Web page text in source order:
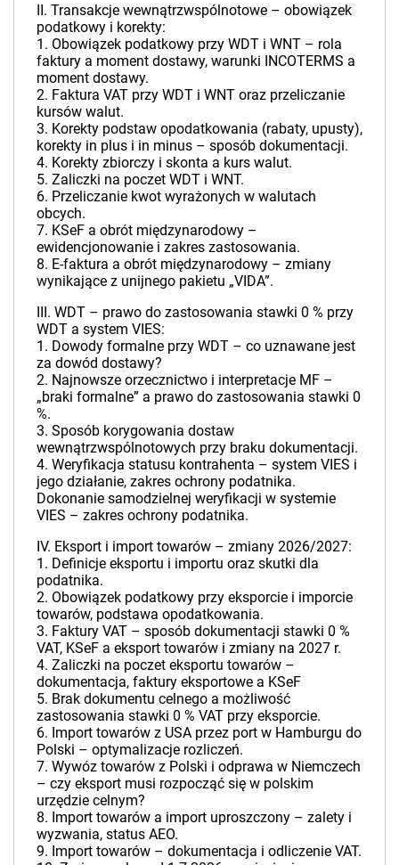
II. Transakcje wewnątrzwspólnotowe – obowiązek
podatkowy i korekty:
1. Obowiązek podatkowy przy WDT i WNT – rola
faktury a moment dostawy, warunki INCOTERMS a
moment dostawy.
2. Faktura VAT przy WDT i WNT oraz przeliczanie
kursów walut.
3. Korekty podstaw opodatkowania (rabaty, upusty),
korekty in plus i in minus – sposób dokumentacji.
4. Korekty zbiorczy i skonta a kurs walut.
5. Zaliczki na poczet WDT i WNT.
6. Przeliczanie kwot wyrażonych w walutach
obcych.
7. KSeF a obrót międzynarodowy –
ewidencjonowanie i zakres zastosowania.
8. E-faktura a obrót międzynarodowy – zmiany
wynikające z unijnego pakietu „VIDA”.
III. WDT – prawo do zastosowania stawki 0 % przy
WDT a system VIES:
1. Dowody formalne przy WDT – co uznawane jest
za dowód dostawy?
2. Najnowsze orzecznictwo i interpretacje MF –
„braki formalne” a prawo do zastosowania stawki 0
%.
3. Sposób korygowania dostaw
wewnątrzwspólnotowych przy braku dokumentacji.
4. Weryfikacja statusu kontrahenta – system VIES i
jego działanie, zakres ochrony podatnika.
Dokonanie samodzielnej weryfikacji w systemie
VIES – zakres ochrony podatnika.
IV. Eksport i import towarów – zmiany 2026/2027:
1. Definicje eksportu i importu oraz skutki dla
podatnika.
2. Obowiązek podatkowy przy eksporcie i imporcie
towarów, podstawa opodatkowania.
3. Faktury VAT – sposób dokumentacji stawki 0 %
VAT, KSeF a eksport towarów i zmiany na 2027 r.
4. Zaliczki na poczet eksportu towarów –
dokumentacja, faktury eksportowe a KSeF
5. Brak dokumentu celnego a możliwość
zastosowania stawki 0 % VAT przy eksporcie.
6. Import towarów z USA przez port w Hamburgu do
Polski – optymalizacje rozliczeń.
7. Wywóz towarów z Polski i odprawa w Niemczech
– czy eksport musi rozpocząć się w polskim
urzędzie celnym?
8. Import towarów a import uproszczony – zalety i
wyzwania, status AEO.
9. Import towarów – dokumentacja i odliczenie VAT.